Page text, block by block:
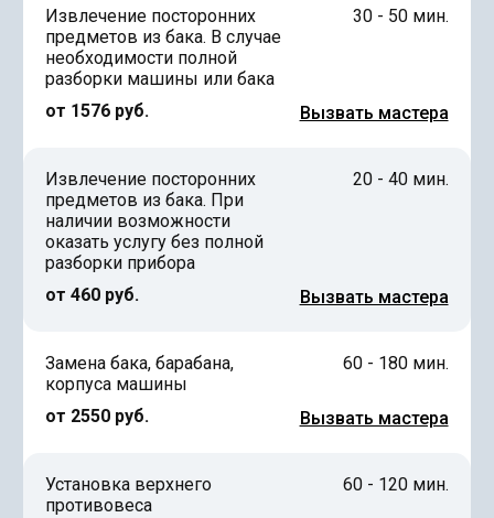
Извлечение посторонних
предметов из бака. В случае
необходимости полной
разборки машины или бака
от 1576 руб.
30 - 50 мин.
Вызвать мастера
Извлечение посторонних
предметов из бака. При
наличии возможности
оказать услугу без полной
разборки прибора
от 460 руб.
20 - 40 мин.
Вызвать мастера
Замена бака, барабана,
корпуса машины
от 2550 руб.
60 - 180 мин.
Вызвать мастера
Установка верхнего
противовеса
60 - 120 мин.